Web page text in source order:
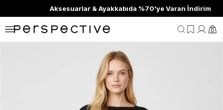
Aksesuarlar & Ayakkabıda %70'ye Varan İndirim
0